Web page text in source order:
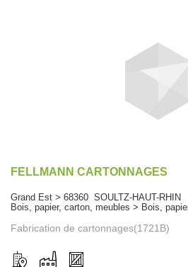
FELLMANN CARTONNAGES
Grand Est > 68360 SOULTZ-HAUT-RHIN
Bois, papier, carton, meubles > Bois,
Fabrication de cartonnages(1721B)